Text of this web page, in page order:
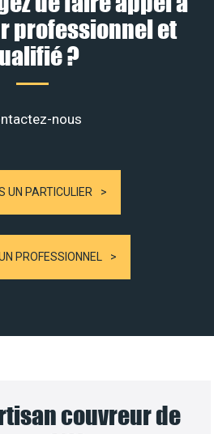
professionnel et
?
nous
UN PARTICULIER
PROFESSIONNEL
couvreur de